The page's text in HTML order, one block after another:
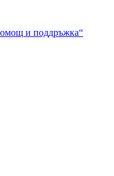
и поддръжка“